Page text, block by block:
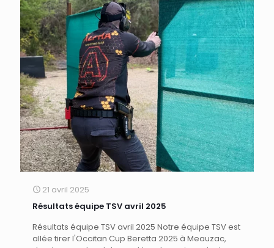
21 avril 2025
Résultats équipe TSV avril 2025
Résultats équipe TSV avril 2025 Notre équipe TSV est
allée tirer l'Occitan Cup Beretta 2025 à Meauzac,